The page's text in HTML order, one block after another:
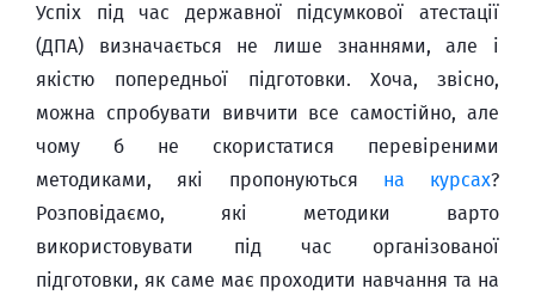
Успіх під час державної підсумкової атестації
(ДПА) визначається не лише знаннями, але і
якістю попередньої підготовки. Хоча, звісно,
можна спробувати вивчити все самостійно, але
чому б не скористатися перевіреними
методиками, які пропонуються на курсах?
Розповідаємо, які методики варто
використовувати під час організованої
підготовки, як саме має проходити навчання та на